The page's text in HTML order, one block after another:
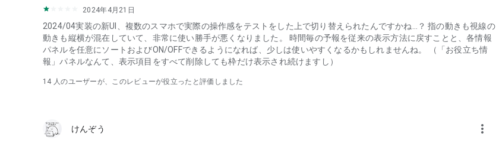
2：週間予報よりも長い『10日間天気』
4：雨雲レーダーが48時間先まで見られる
5：気象予報士による解説を毎日複数回更新中！
6：天気（てんき）や雨雲接近の通知機能
7：予報ウィジェット機能（アプリを起動せずに確認！）
8：警報注意報や地震速報・津波情報など、防災/災害情報・防災速報の充実
9：洗濯・星空指数などの生活情報を、お好みに合わせてカスタマイズ
■ こんな方におすすめ
・毎日の天気予報をすばやく確認したい方
2024年4月21日
2024/04実装の新UI、複数のスマホで実際の操作感をテストをした上で切り替えられたんですかね…？ 指の動きも視線の
動きも縦横が混在していて、非常に使い勝手が悪くなりました。 時間毎の予報を従来の表示方法に戻すことと、各情報
パネルを任意にソートおよびON/OFFできるようになれば、少しは使いやすくなるかもしれませんね。 （「お役立ち情
報」パネルなんて、表示項目をすべて削除しても枠だけ表示され続けますし）
14 人のユーザーが、このレビューが役立ったと評価しました
けんぞう more_vert